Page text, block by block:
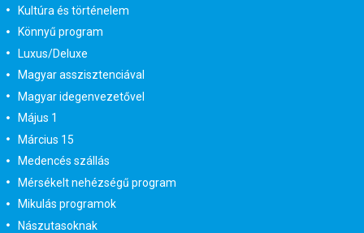
Kultúra és történelem
Könnyű program
Luxus/Deluxe
Magyar asszisztenciával
Magyar idegenvezetővel
Május 1
Március 15
Medencés szállás
Mérsékelt nehézségű program
Mikulás programok
Nászutasoknak